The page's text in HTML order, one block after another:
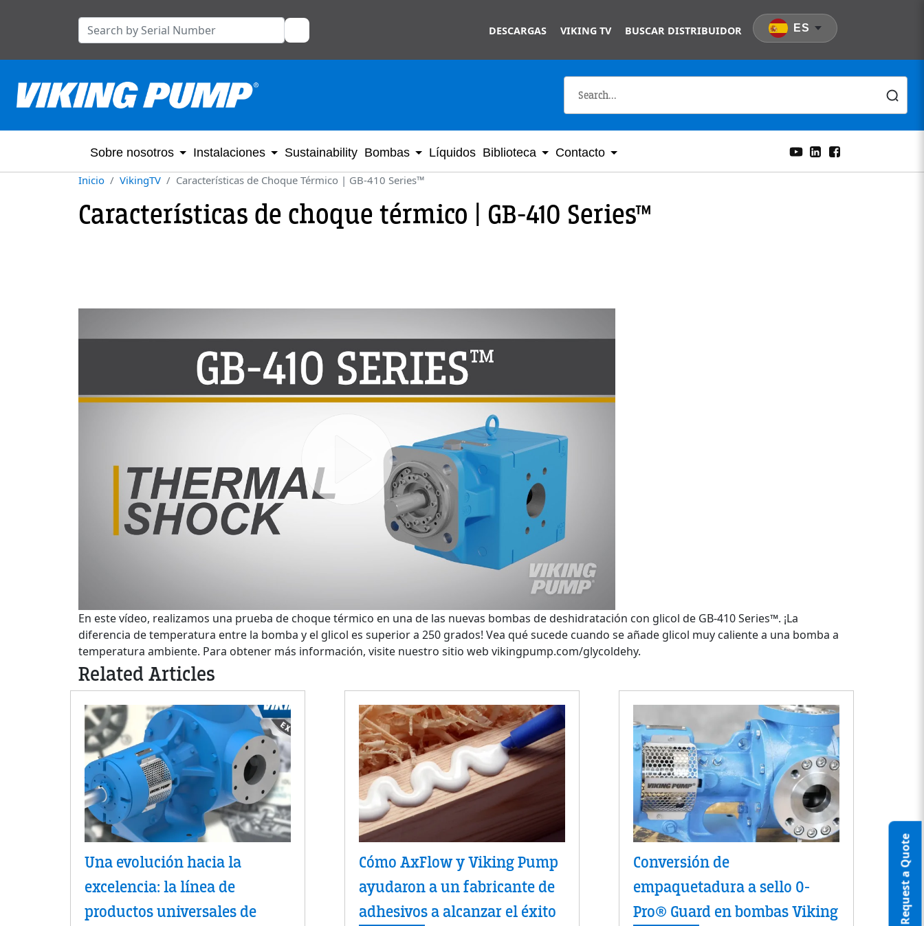
DESCARGAS VIKING TV BUSCAR DISTRIBUIDOR ES
Sobre nosotros Instalaciones Sustainability Bombas Líquidos Biblioteca Contacto
Request a Quote
Inicio VikingTV Características de Choque Térmico | GB-410 Series™
Características de choque térmico | GB-410 Series™
En este vídeo, realizamos una prueba de choque térmico en una de las nuevas bombas de deshidratación con glicol de GB-410 Series™. ¡La
diferencia de temperatura entre la bomba y el glicol es superior a 250 grados! Vea qué sucede cuando se añade glicol muy caliente a una bomba a
temperatura ambiente. Para obtener más información, visite nuestro sitio web vikingpump.com/glycoldehy.
Related Articles
Una evolución hacia la
excelencia: la línea de
productos universales de
Cómo AxFlow y Viking Pump
ayudaron a un fabricante de
adhesivos a alcanzar el éxito
Conversión de
empaquetadura a sello O-
Pro® Guard en bombas Viking